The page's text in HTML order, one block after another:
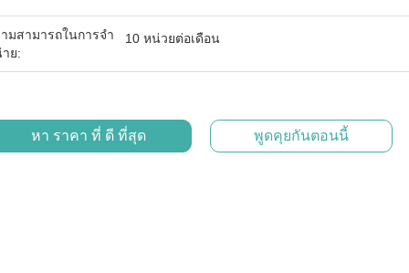
มสามารถในการจํา
ย:
10 หน่วยต่อเดือน
หา ราคา ที่ ดี ที่สุด พูดคุยกันตอนนี้